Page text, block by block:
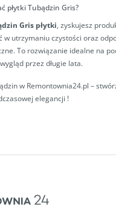
płytki Tubądzin Gris?
Gris płytki, zyskujesz
w utrzymaniu czystości oraz
To rozwiązanie idealne na
przez długie lata.
w Remontownia24.pl –
elegancji !